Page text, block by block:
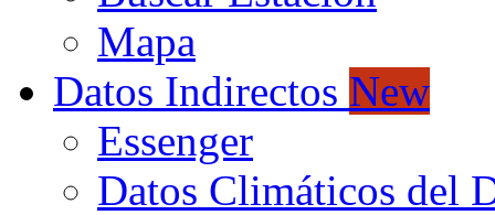
Mapa
Datos Indirectos New
Essenger
Datos Climáticos del